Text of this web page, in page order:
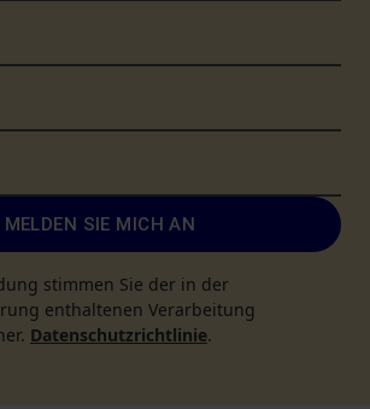
MELDEN SIE MICH AN
stimmen Sie der in der
enthaltenen Verarbeitung
Datenschutzrichtlinie.